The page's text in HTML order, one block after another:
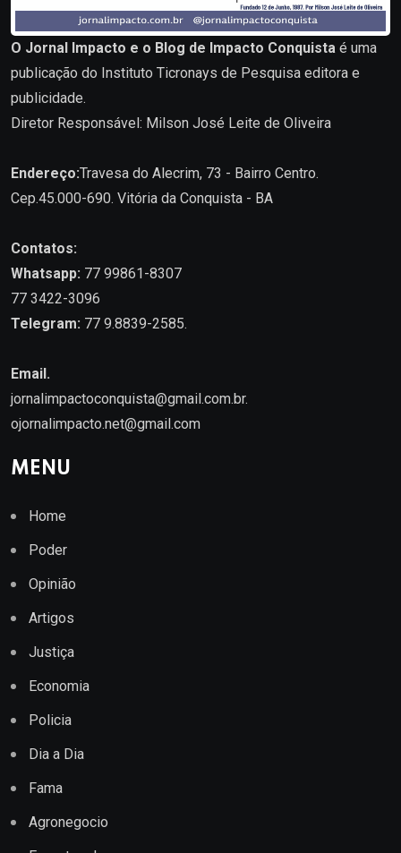
O Jornal Impacto e o Blog de Impacto Conquista é uma
publicação do Instituto Ticronays de Pesquisa editora e
publicidade.
Diretor Responsável: Milson José Leite de Oliveira
Endereço:Travesa do Alecrim, 73 - Bairro Centro.
Cep.45.000-690. Vitória da Conquista - BA
Contatos:
Whatsapp: 77 99861-8307
77 3422-3096
Telegram: 77 9.8839-2585.
Email.
jornalimpactoconquista@gmail.com.br.
ojornalimpacto.net@gmail.com
MENU
Home
Poder
Opinião
Artigos
Justiça
Economia
Policia
Dia a Dia
Fama
Agronegocio